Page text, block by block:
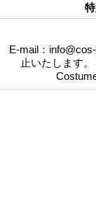
E-mail：
止いたします